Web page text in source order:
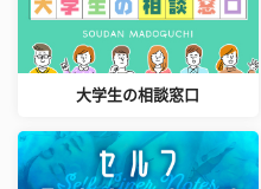
大学生の相談窓口